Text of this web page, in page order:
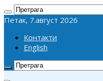
Петак, 7.август 2026
Контакти
English